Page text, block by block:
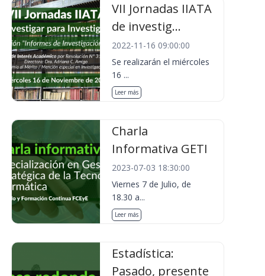
VII Jornadas IIATA
de investig...
2022-11-16 09:00:00
Se realizarán el miércoles
16 ...
Leer más
Charla
Informativa GETI
2023-07-03 18:30:00
Viernes 7 de Julio, de
18.30 a...
Leer más
Estadística:
Pasado, presente